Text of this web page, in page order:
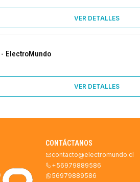
VER DETALLES
ElectroMundo
VER DETALLES
CONTÁCTANOS
contacto@electromundo.cl
+56979889586
56979889586